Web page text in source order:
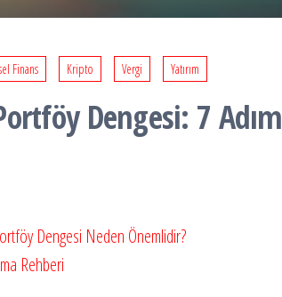
Finans Kripto Vergi Yatırım
Dengesi: 7 Adım
Dengesi Neden Önemlidir?
Rehberi